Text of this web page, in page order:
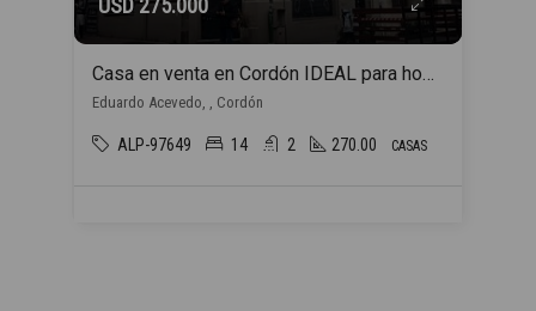
USD 275.000
Casa en venta en Cordón IDEAL para hogar estudiantil
Eduardo Acevedo, , Cordón
ALP-97649 14 2 270.00 CASAS